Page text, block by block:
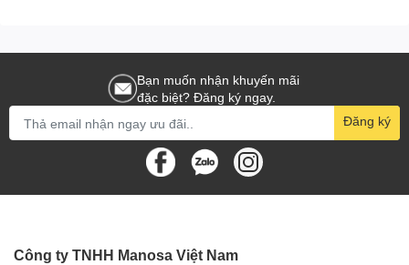
Bạn muốn nhận khuyến mãi
đặc biệt? Đăng ký ngay.
Đăng ký
Công ty TNHH Manosa Việt Nam